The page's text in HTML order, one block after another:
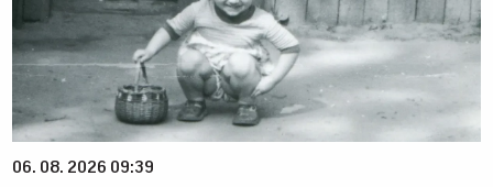
06. 08. 2026 09:39